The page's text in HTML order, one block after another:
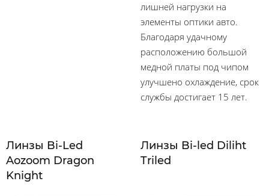
лишней нагрузки на
элементы оптики авто.
Благодаря удачному
расположению большой
медной платы под чипом
улучшено охлаждение, срок
службы достигает 15 лет.
Линзы Bi-Led
Aozoom Dragon
Knight
Линзы Bi-led Diliht
Triled